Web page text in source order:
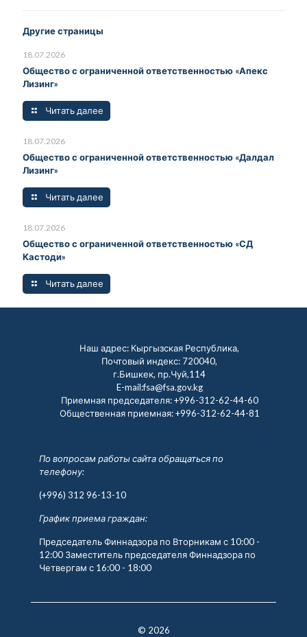
Другие страницы
18.07.2026
Общество с ограниченной ответственностью «Апекс
Лизинг»
Читать далее
18.07.2026
Общество с ограниченной ответственностью «Далдал
Лизинг»
Читать далее
18.07.2026
Общество с ограниченной ответственностью «СД
Кастоди»
Читать далее
Наш адрес: Кыргызская Республика,
Почтовый индекс: 720040,
г.Бишкек, пр.Чуй,114
E-mail:fsa@fsa.gov.kg
Приемная председателя:+996-312-62-44-60
Общественная приемная:+996-312-62-44-81
По вопросам работы сайта обращаться по
телефону:
(+996) 312 96-13-10
График приема граждан:
Председатель Финнадзора по Вторникам с 10:00 -
12:00 Заместитель председателя Финнадзора по
Четвергам с 16:00 - 18:00
© 2026